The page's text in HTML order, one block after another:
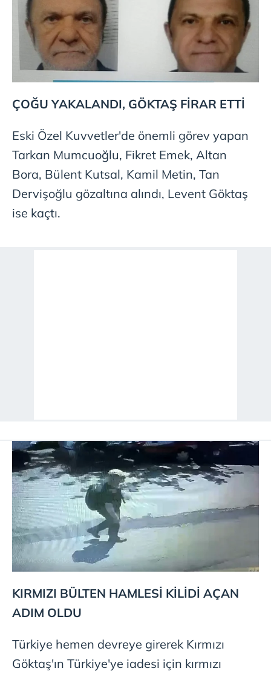
ÇOĞU YAKALANDI, GÖKTAŞ FİRAR ETTİ
Eski Özel Kuvvetler'de önemli görev yapan
Tarkan Mumcuoğlu, Fikret Emek, Altan
Bora, Bülent Kutsal, Kamil Metin, Tan
Dervişoğlu gözaltına alındı, Levent Göktaş
ise kaçtı.
KIRMIZI BÜLTEN HAMLESİ KİLİDİ AÇAN
ADIM OLDU
Türkiye hemen devreye girerek Kırmızı
Göktaş'ın Türkiye'ye iadesi için kırmızı